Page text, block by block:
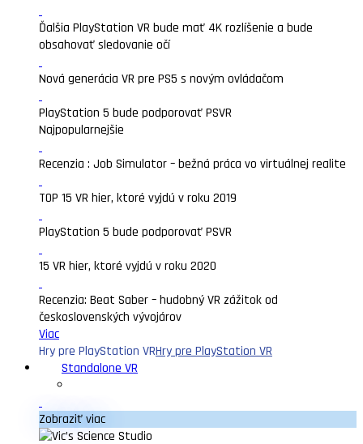
Ďalšia PlayStation VR bude mať 4K rozlíšenie a bude
obsahovať sledovanie očí
Nová generácia VR pre PS5 s novým ovládačom
PlayStation 5 bude podporovať PSVR
Najpopularnejšie
Recenzia : Job Simulator – bežná práca vo virtuálnej realite
TOP 15 VR hier, ktoré vyjdú v roku 2019
PlayStation 5 bude podporovať PSVR
15 VR hier, ktoré vyjdú v roku 2020
Recenzia: Beat Saber – hudobný VR zážitok od
československých vývojárov
Viac
Hry pre PlayStation VRHry pre PlayStation VR
Standalone VR
Zobraziť viac